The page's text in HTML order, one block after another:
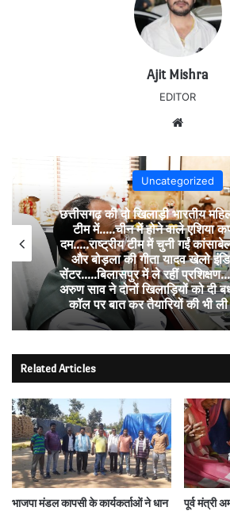
Ajit Mishra
EDITOR
Uncategorized
छत्तीसगढ़ की दो खिलाड़ी भारतीय
टीम में…..चीन में होने वाले एशिया
दम…..राष्ट्रीय टीम में चुनी गईं
और बोड़ला की गीता यादव खेलो
सेंटर…..बिलासपुर में ले रहीं
अरुण साव ने दोनों खिलाड़ियों को दी
कॉल पर बात कर तैयारियों की भी
Related Articles
भाजपा मंडल कापसी के कार्यकर्ताओं ने धान
पूर्व मंत्री